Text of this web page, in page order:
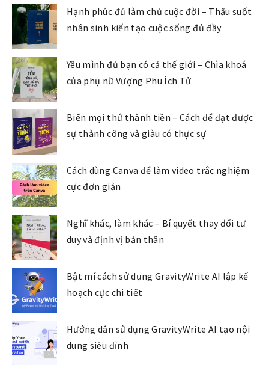
Hạnh phúc đủ làm chủ cuộc đời – Thấu suốt
nhân sinh kiến tạo cuộc sống đủ đầy
Yêu mình đủ bạn có cả thế giới – Chìa khoá
của phụ nữ Vượng Phu Ích Tử
Biến mọi thứ thành tiền – Cách để đạt được
sự thành công và giàu có thực sự
Cách dùng Canva để làm video trắc nghiệm
cực đơn giản
Nghĩ khác, làm khác – Bí quyết thay đổi tư
duy và định vị bản thân
Bật mí cách sử dụng GravityWrite AI lập kế
hoạch cực chi tiết
Hướng dẫn sử dụng GravityWrite AI tạo nội
dung siêu đỉnh